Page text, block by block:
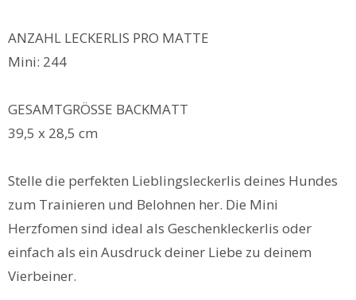
ANZAHL LECKERLIS PRO MATTE
Mini: 244
GESAMTGRÖSSE BACKMATT
39,5 x 28,5 cm
Stelle die perfekten Lieblingsleckerlis deines Hundes
zum Trainieren und Belohnen her. Die Mini
Herzfomen sind ideal als Geschenkleckerlis oder
einfach als ein Ausdruck deiner Liebe zu deinem
Vierbeiner.